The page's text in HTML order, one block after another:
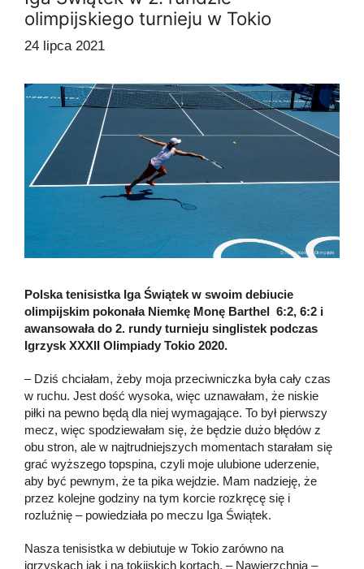
olimpijskiego turnieju w Tokio
24 lipca 2021
Polska tenisistka Iga Świątek w swoim debiucie
olimpijskim pokonała Niemkę Monę Barthel 6:2, 6:2 i
awansowała do 2. rundy turnieju singlistek podczas
Igrzysk XXXII Olimpiady Tokio 2020.
– Dziś chciałam, żeby moja przeciwniczka była cały czas
w ruchu. Jest dość wysoka, więc uznawałam, że niskie
piłki na pewno będą dla niej wymagające. To był pierwszy
mecz, więc spodziewałam się, że będzie dużo błędów z
obu stron, ale w najtrudniejszych momentach starałam się
grać wyższego topspina, czyli moje ulubione uderzenie,
aby być pewnym, że ta pika wejdzie. Mam nadzieję, że
przez kolejne godziny na tym korcie rozkręcę się i
rozluźnię – powiedziała po meczu Iga Świątek.
Nasza tenisistka w debiutuje w Tokio zarówno na
igrzyskach jak i na tokijskich kortach. – Nawierzchnia –